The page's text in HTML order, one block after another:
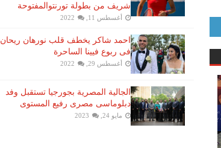
شريف​ من بطولة ​تورنتو​المفتوحة
أغسطس 11, 2022
احمد شاكر يخطف قلب نورهان ريحان
فى ربوع فيينا الساحرة
أغسطس 29, 2022
الجالية المصرية بجورجيا تستقبل وفد
دبلوماسى مصرى رفيع المستوى
مايو 24, 2023